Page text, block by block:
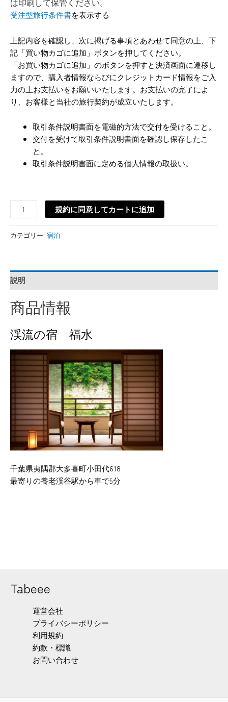
受注型旅行条件書を表示する
上記内容を確認し、次に掲げる事項とあわせて同意の上、下
記「買い物カゴに追加」ボタンを押してください。
「お買い物カゴに追加」のボタンを押すと決済画面に遷移し
ますので、購入者情報ならびにクレジットカード情報をご入
力の上お支払いをお願いいたします。お支払いの完了によ
り、お客様と当社の旅行契約が成立いたします。
取引条件説明書面を電磁的方法で交付を受けること。
交付を受けて取引条件説明書面を確認し保存したこ
と。
取引条件説明書面に定める個人情報の取扱い。
規約に同意してカートに追加
カテゴリー: 宿泊
説明
商品情報
渓流の宿 福水
千葉県夷隅郡大多喜町小田代618
最寄りの養老渓谷駅から車で5分
Tabeee
運営会社
プライバシーポリシー
利用規約
約款・標識
お問い合わせ